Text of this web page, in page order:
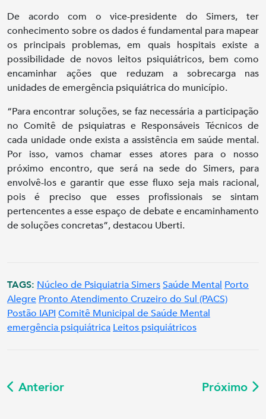
De acordo com o vice-presidente do Simers, ter
conhecimento sobre os dados é fundamental para mapear
os principais problemas, em quais hospitais existe a
possibilidade de novos leitos psiquiátricos, bem como
encaminhar ações que reduzam a sobrecarga nas
unidades de emergência psiquiátrica do município.
“Para encontrar soluções, se faz necessária a participação
no Comitê de psiquiatras e Responsáveis Técnicos de
cada unidade onde exista a assistência em saúde mental.
Por isso, vamos chamar esses atores para o nosso
próximo encontro, que será na sede do Simers, para
envolvê-los e garantir que esse fluxo seja mais racional,
pois é preciso que esses profissionais se sintam
pertencentes a esse espaço de debate e encaminhamento
de soluções concretas”, destacou Uberti.
TAGS: Núcleo de Psiquiatria SimersSaúde Mental Porto
Alegre Pronto Atendimento Cruzeiro do Sul (PACS)
Postão IAPI Comitê Municipal de Saúde Mental
emergência psiquiátrica Leitos psiquiátricos
Anterior Próximo